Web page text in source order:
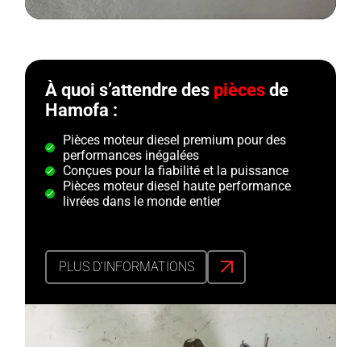
À quoi s’attendre des piècesde
Hamofa :
Pièces moteur diesel premium pour des
performances inégalées
Conçues pour la fiabilité et la puissance
Pièces moteur diesel haute performance
livrées dans le monde entier
PLUS D’INFORMATIONS